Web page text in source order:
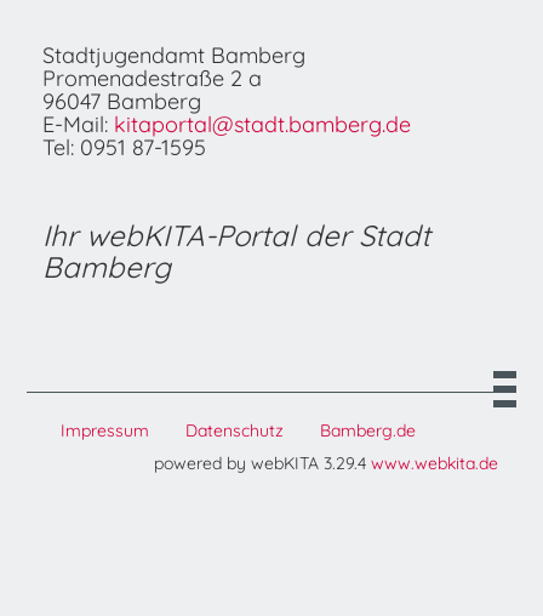
Stadtjugendamt Bamberg
Promenadestraße 2 a
96047 Bamberg
E-Mail: kitaportal@stadt.bamberg.de
Tel: 0951 87-1595
Ihr webKITA-Portal der Stadt
Bamberg
Impressum Datenschutz
Bamberg.de
powered by webKITA 3.29.4 www.webkita.de